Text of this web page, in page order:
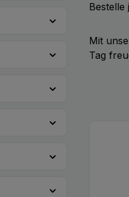
Bestelle
Mit
Tag